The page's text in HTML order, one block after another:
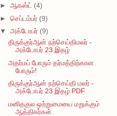
► ஆகஸ்ட் (4)
► செப்டம்பர் (9)
▼ அக்டோபர் (9)
திருக்குர்ஆன் நற்செய்திமலர் -
அக்டோபர் 23 இதழ்
அதர்மப் போரும் தர்மத்திற்கான
போரும்!
திருக்குர்ஆன் நற்செய்தி மலர் -
அக்டோபர் 23 இதழ் PDF
மனிதகுல ஒற்றுமையை மறுக்கும்
ஆத்திகர்கள்